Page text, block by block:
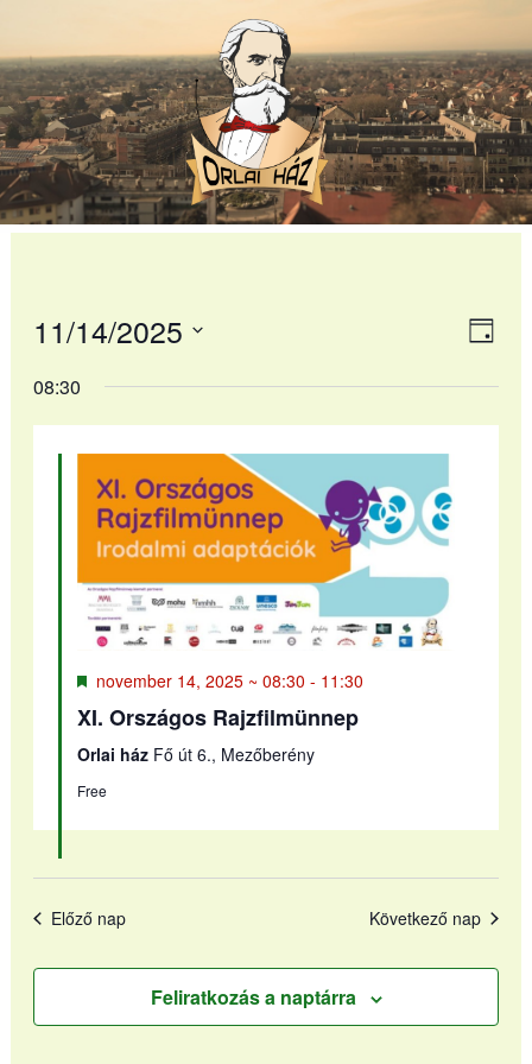
content
Nap
11/14/2025
kiválasztása.
08:30
Kiemelt
november 14, 2025 ~ 08:30 - 11:30
XI. Országos Rajzfilmünnep
Orlai ház Fő út 6., Mezőberény
Free
Előző nap Következő nap
Feliratkozás a naptárra